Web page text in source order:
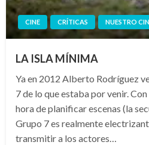
CINE CRÍTICAS NUESTRO
LA ISLA MÍNIMA
Ya en 2012 Alberto Rodríguez
7 de lo que estaba por venir.
hora de planificar escenas (la
Grupo 7 es realmente
transmitir a los actores…